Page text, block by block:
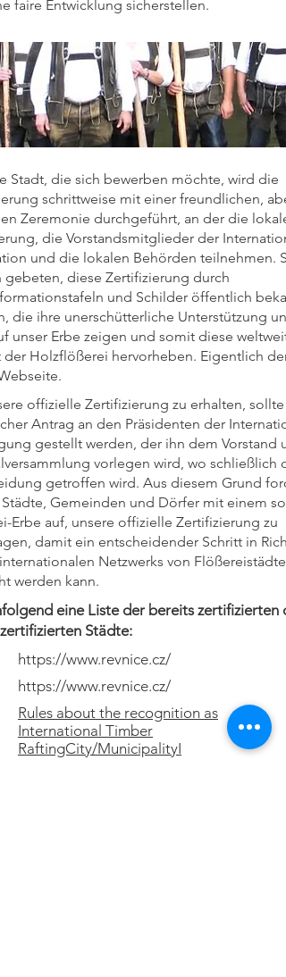
faire Entwicklung sicherstellen.
Stadt, die sich bewerben möchte, wird die
schrittweise mit einer freundlichen,
Zeremonie durchgeführt, an der die lokale
die Vorstandsmitglieder der
und die lokalen Behörden teilnehmen.
gebeten, diese Zertifizierung durch
und Schilder öffentlich
die ihre unerschütterliche Unterstützung
unser Erbe zeigen und somit diese
der Holzflößerei hervorheben. Eigentlich der
offizielle Zertifizierung zu erhalten, sollte
Antrag an den Präsidenten der
gestellt werden, der ihn dem Vorstand
vorlegen wird, wo schließlich
getroffen wird. Aus diesem Grund
Gemeinden und Dörfer mit einem
Erbe auf, unsere offizielle Zertifizierung zu
damit ein entscheidender Schritt in
Netzwerks von Flößereistädten
werden kann.
eine Liste der bereits zertifizierten
Städte:
https://www.revnice.cz/
https://www.revnice.cz/
Rules about the recognition as
International Timber
RaftingCity/MunicipalityI